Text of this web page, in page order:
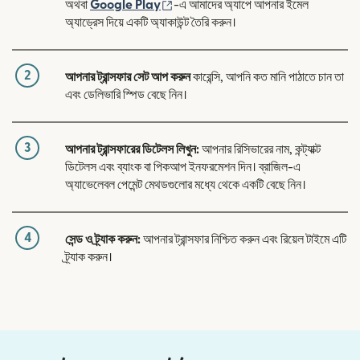
অথবাGoogle Play (নতুন উইন্ডোতে খুলবে)
-এ আমাদের অ্যাপে আপনার ইমেল
অ্যাড্রেস দিয়ে একটি অ্যাকাউন্ট তৈরি করুন।
2 আপনার ট্রান্সফার সেট আপ করুনকারেন্সি, আপনি কত মানি পাঠাতে চান তা
এবং ডেলিভারি স্পিড বেছে নিন।
3 আপনার ট্রান্সফারের ডিটেলস লিখুন:আপনার রিসিভারের নাম, কন্ট্যাক্ট
ডিটেলস এবং ব্যাংক বা পিকআপ ইনফরমেশন দিন। ব্রাজিল-এ
অ্যাভেলেবল পেমেন্ট মেথডগুলোর মধ্যে থেকে একটি বেছে নিন।
4 সেন্ড ও ট্র্যাক করুন:আপনার ট্রান্সফার নিশ্চিত করুন এবং রিয়েল টাইমে এটি
ট্র্যাক করুন।